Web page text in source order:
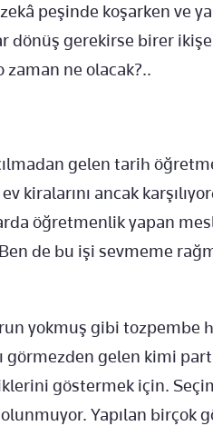
peşinde koşarken ve
dönüş gerekirse birer
ne olacak?..
gelen tarih
kiralarını ancak
öğretmenlik yapan
de bu işi sevmeme
yokmuş gibi tozpembe
görmezden gelen kimi
göstermek için.
Yapılan birçok